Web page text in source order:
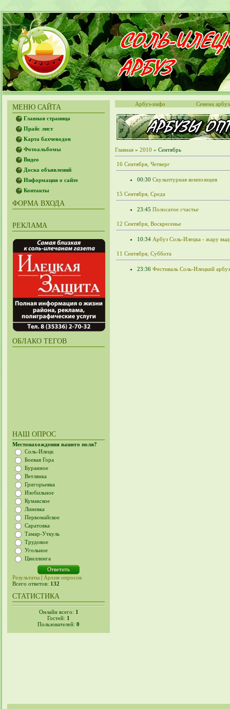
МЕНЮ САЙТА
Главная страница
Прайс лист
Карта бахчеводов
Фотоальбомы
Видео
Доска объявлений
Информация о сайте
Контакты
ФОРМА ВХОДА
РЕКЛАМА
ОБЛАКО ТЕГОВ
НАШ ОПРОС
Местонахождения вашего поля?
Соль-Илецк
Боевая Гора
Буранное
Ветлянка
Григорьевка
Изобильное
Кумакское
Линевка
Первомайское
Саратовка
Тамар-Уткуль
Трудовое
Угольное
Цвиллинга
Результаты | Архив опросов
Всего ответов: 132
СТАТИСТИКА
Онлайн всего: 1
Гостей: 1
Пользователей: 0
Арбуз-инфо Семена
Главная » 2010 » Сентябрь
16 Сентября, Четверг
00:30 Скульптурная композиция
15 Сентября, Среда
23:45 Полосатое счастье
12 Сентября, Воскресенье
10:34 Арбуз Соль-Илецка - жару
11 Сентября, Суббота
23:36 Фестиваль Соль-Илецкий